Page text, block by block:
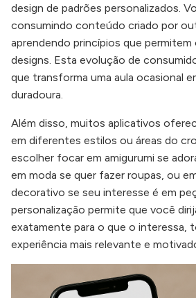
design de padrões personalizados.
consumindo conteúdo criado por
aprendendo princípios que permitem
designs. Esta evolução de
que transforma uma aula ocasional
duradoura.
Além disso, muitos aplicativos
em diferentes estilos ou áreas do
escolher focar em amigurumi se
em moda se quer fazer roupas, ou
decorativo se seu interesse é em
personalização permite que você
exatamente para o que o interessa,
experiência mais relevante e